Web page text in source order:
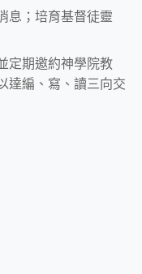
息；培育基督徒靈
定期邀約神學院教
編、寫、讀三向交